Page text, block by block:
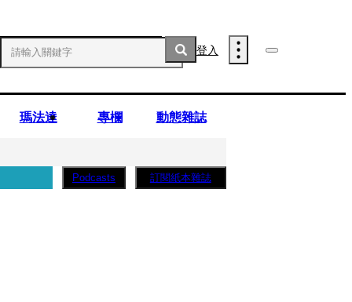
登入
瑪法達 專欄 動態雜誌
Podcasts 訂閱紙本雜誌